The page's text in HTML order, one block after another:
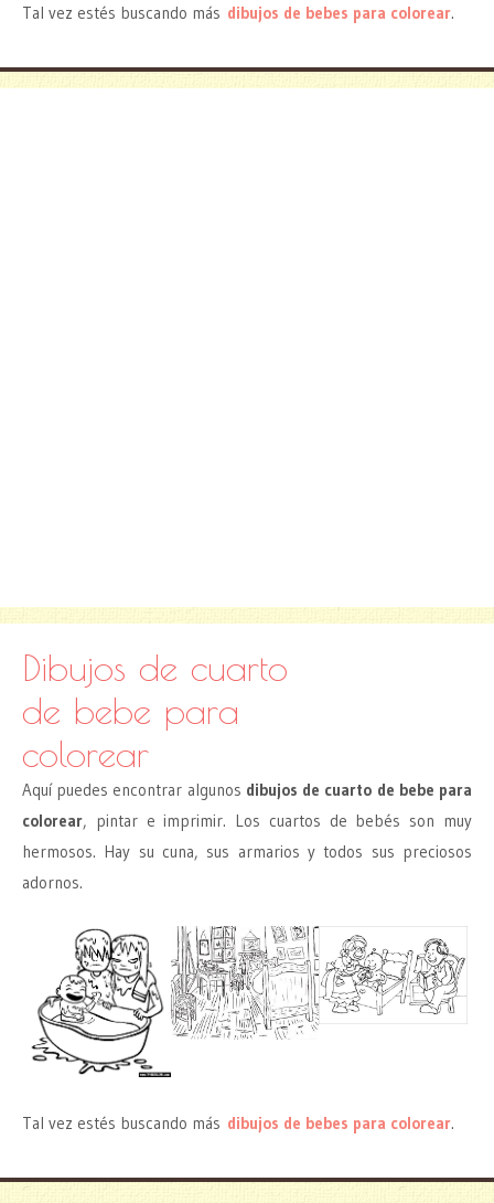
Tal vez estés buscando más dibujos de bebes para colorear.
Dibujos de cuarto
de bebe para
colorear
Aquí puedes encontrar algunos dibujos de cuarto de bebe para
colorear, pintar e imprimir. Los cuartos de bebés son muy
hermosos. Hay su cuna, sus armarios y todos sus preciosos
adornos.
Tal vez estés buscando más dibujos de bebes para colorear.